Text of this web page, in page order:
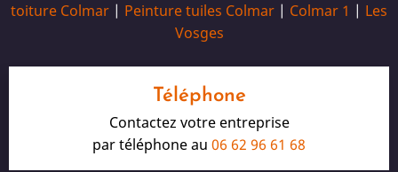
toiture Colmar | Peinture tuiles Colmar | Colmar 1 | Les
Vosges
Téléphone
Contactez votre entreprise
par téléphone au 06 62 96 61 68